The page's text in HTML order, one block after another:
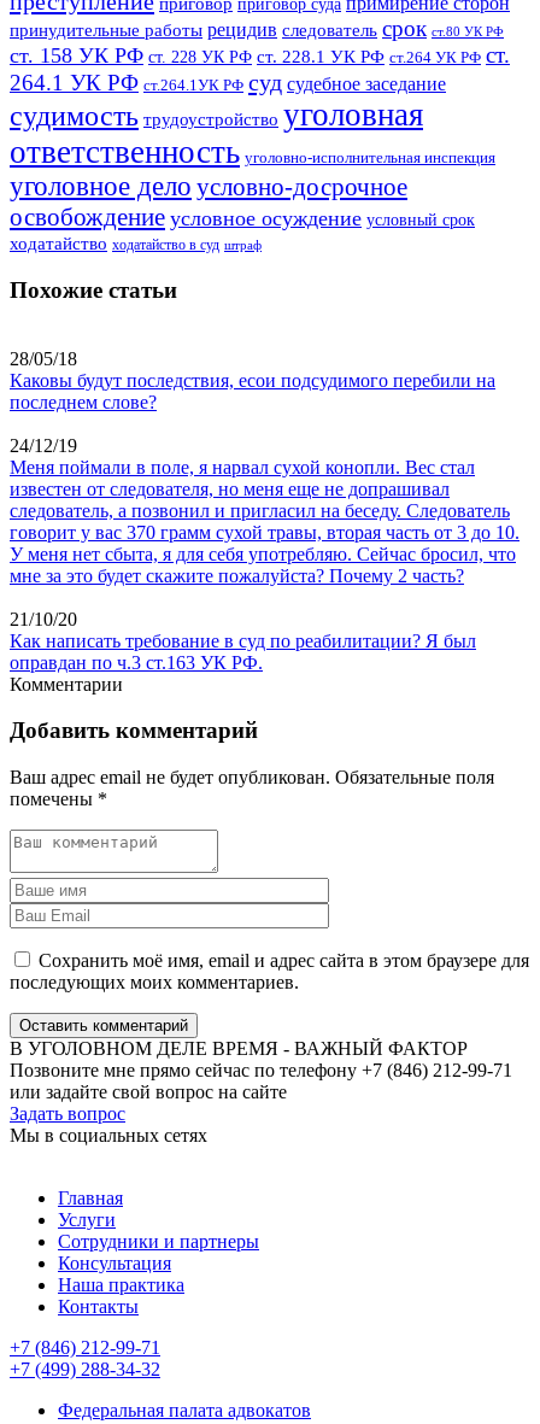
принудительные работы рецидив следователь срок ст.80 УК РФ
ст. 158 УК РФ ст. 228 УК РФ ст. 228.1 УК РФ ст.264 УК РФ ст.
264.1 УК РФ ст.264.1УК РФ суд судебное заседание
судимость трудоустройство уголовная
ответственность уголовно-исполнительная инспекция
уголовное дело условно-досрочное
освобождение условное осуждение условный срок
ходатайство ходатайство в суд штраф
Похожие статьи
28/05/18
Каковы будут последствия, есои подсудимого перебили на
последнем слове?
24/12/19
Меня поймали в поле, я нарвал сухой конопли. Вес стал
известен от следователя, но меня еще не допрашивал
следователь, а позвонил и пригласил на беседу. Следователь
говорит у вас 370 грамм сухой травы, вторая часть от 3 до 10.
У меня нет сбыта, я для себя употребляю. Сейчас бросил, что
мне за это будет скажите пожалуйста? Почему 2 часть?
21/10/20
Как написать требование в суд по реабилитации? Я был
оправдан по ч.3 ст.163 УК РФ.
Комментарии
Добавить комментарий
Ваш адрес email не будет опубликован. Обязательные поля
помечены *
Сохранить моё имя, email и адрес сайта в этом браузере для
последующих моих комментариев.
Оставить комментарий
В УГОЛОВНОМ ДЕЛЕ ВРЕМЯ - ВАЖНЫЙ ФАКТОР
Позвоните мне прямо сейчас по телефону +7 (846) 212-99-71
или задайте свой вопрос на сайте
Задать вопрос
Мы в социальных сетях
Главная
Услуги
Сотрудники и партнеры
Консультация
Наша практика
Контакты
+7 (846) 212-99-71
+7 (499) 288-34-32
Федеральная палата адвокатов